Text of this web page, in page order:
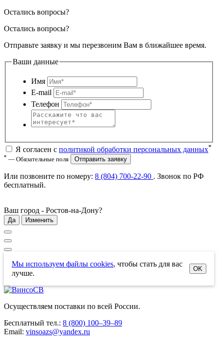
Остались вопросы?
Остались вопросы?
Отправьте заявку и мы перезвоним Вам в ближайшее время.
Ваши данные
Имя
E-mail
Телефон
Я согласен с политикой обработки персональных данных*
* — Обязательные поля Отправить заявку
Или позвоните по номеру: 8 (804) 700-22-90 . Звонок по РФ
бесплатный.
Ваш город - Ростов-на-Дону?
Да Изменить
Мы используем файлы cookies, чтобы стать для вас
лучше.
OK
Осуществляем поставки по всей России.
Бесплатный тел.: 8 (800) 100–39–89
Email: vinsoazs@yandex.ru